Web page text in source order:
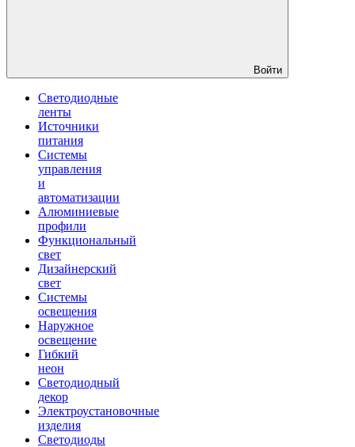
Войти
Светодиодные
ленты
Источники
питания
Системы
управления
и
автоматизации
Алюминиевые
профили
Функциональный
свет
Дизайнерский
свет
Системы
освещения
Наружное
освещение
Гибкий
неон
Светодиодный
декор
Электроустановочные
изделия
Светодиоды